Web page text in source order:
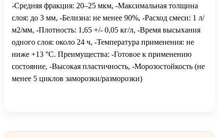
-Средняя фракция: 20–25 мкм, -Максимальная толщина
слоя: до 3 мм, -Белизна: не менее 90%, -Расход смеси: 1 л/
м2/мм, -Плотность: 1,65 +/- 0,05 кг/л, -Время высыхания
одного слоя: около 24 ч, -Температура применения: не
ниже +13 °С. Преимущества: -Готовое к применению
состояние, -Высокая пластичность, -Морозостойкость (не
менее 5 циклов заморозки/разморозки)